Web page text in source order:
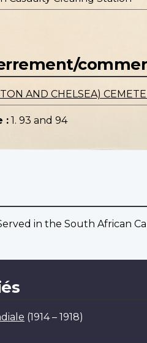
AND CHELSEA)
: 1. 93 and 94
in the South African
(1914 – 1918)